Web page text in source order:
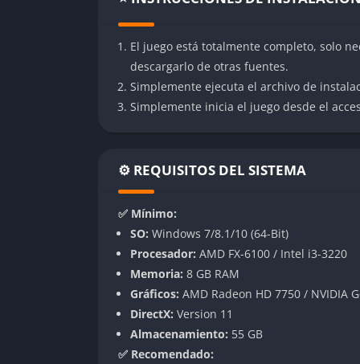
combinaciones de ataques personalizadas
enemigos.
Exploración y plataformas
Cada planeta funciona como un enorme
atmosféricas. El juego incorpora
se abren rutas y atajos adicionales en cada
Progresión del personaje
El sistema de progresión permite
mueres, pierdes los puntos de habilidad
enemigo que te derrotó, en un guiño a los
Jugabilidad
La dificultad es notable incluso en el nivel
El juego está totalmente completo, solo
descargarlo de otras fuentes.
Simplemente ejecuta el archivo de
Simplemente inicia el juego desde el
⚙️ REQUISITOS DEL SISTEMA
✅ Mínimo:
SO: Windows 7/8.1/10 (64-Bit)
Procesador: AMD FX-6100 / Intel i3-3220
Memoria: 8 GB RAM
Gráficos: AMD Radeon HD 7750 / NVIDIA
DirectX: Version 11
Almacenamiento: 55 GB
✅ Recomendado: